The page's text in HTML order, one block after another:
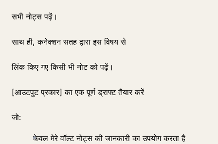
सभी नोट्स पढ़ें।
साथ ही, कनेक्शन सतह द्वारा इस विषय से
लिंक किए गए किसी भी नोट को पढ़ें।
[आउटपुट प्रकार] का एक पूर्ण ड्राफ्ट तैयार करें
जो:
केवल मेरे वॉल्ट नोट्स की जानकारी का उपयोग करता है